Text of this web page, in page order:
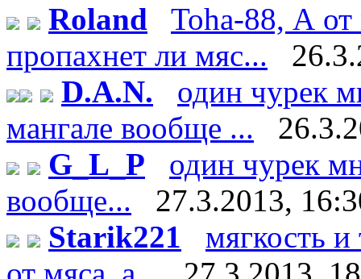
Roland
Toha-88, А
пропахнет ли мяс...
D.A.N.
один чурек
мангале вообще ...
G_L_P
один чурек
вообще...
27.3.2013,
Starik221
мягкость и